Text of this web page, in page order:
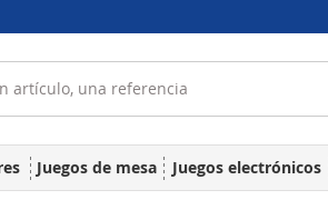
Juegos de mesa Juegos electrónicos